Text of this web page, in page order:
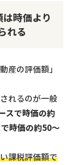
は時価より
れる
産の評価額」
れるのが一般
スで時価の約
時価の約50〜
課税評価額で